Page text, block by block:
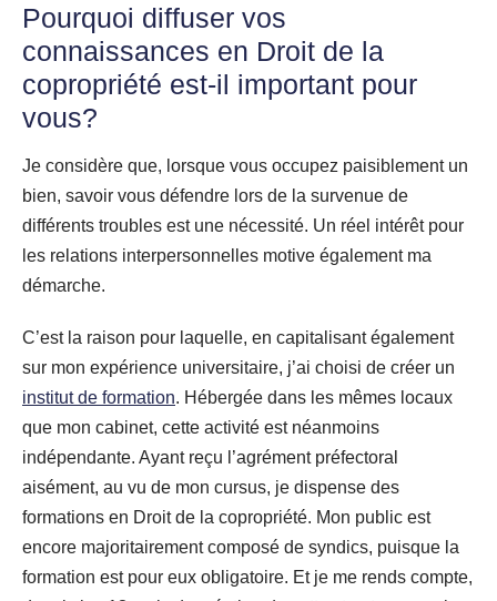
Pourquoi diffuser vos
connaissances en Droit de la
copropriété est-il important pour
vous?
Je considère que, lorsque vous occupez paisiblement un
bien, savoir vous défendre lors de la survenue de
différents troubles est une nécessité. Un réel intérêt pour
les relations interpersonnelles motive également ma
démarche.
C’est la raison pour laquelle, en capitalisant également
sur mon expérience universitaire, j’ai choisi de créer un
institut de formation. Hébergée dans les mêmes locaux
que mon cabinet, cette activité est néanmoins
indépendante. Ayant reçu l’agrément préfectoral
aisément, au vu de mon cursus, je dispense des
formations en Droit de la copropriété. Mon public est
encore majoritairement composé de syndics, puisque la
formation est pour eux obligatoire. Et je me rends compte,